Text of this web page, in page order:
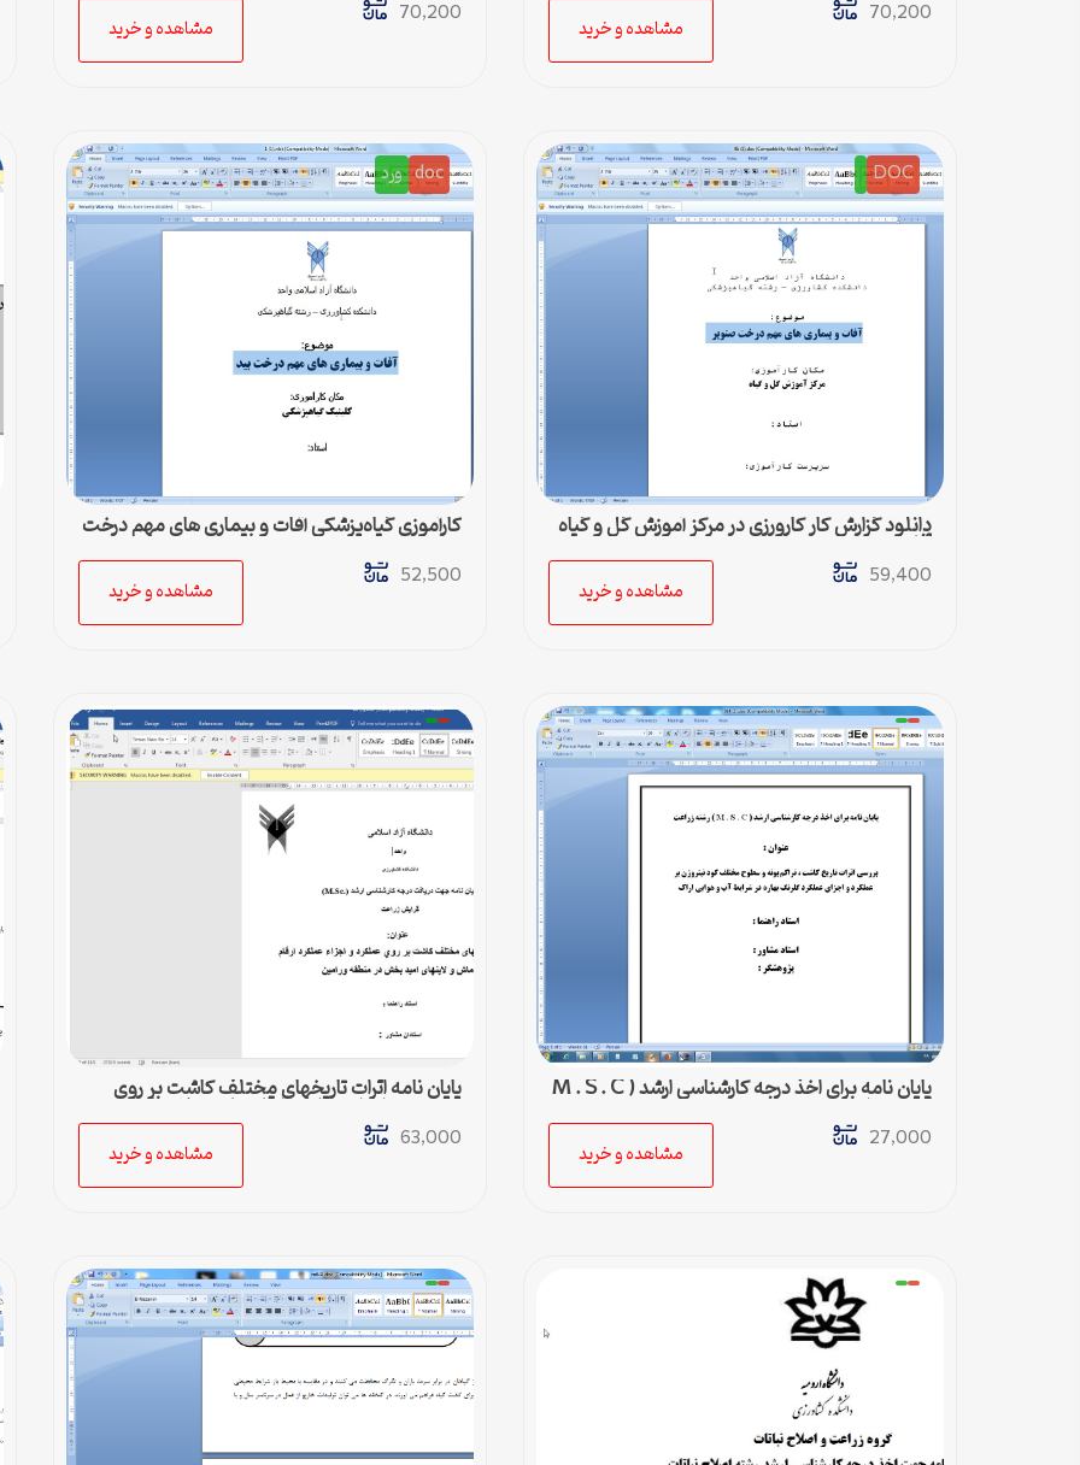
70,200
مشاهده و خرید
70,200
مشاهده و خرید
DOC
دانلود گزارش کار کارورزی در مركز آموزش گل و گياه
آفات
59,400
مشاهده و خرید
doc ورد
کارآموزی گیاه‌پزشکی آفات و بیماری های مهم درخت
بید
52,500
مشاهده و خرید
پايان نامه براي اخذ درجه کارشناسي ارشد ( M . S . C
) رشته زراعت
27,000
مشاهده و خرید
پایان نامه اثرات تاريخهای مختلف كاشت بر روي
عملكرد و اجزاء عملكرد ارقام ماش و لاينهای اميد
بخش
63,000
مشاهده و خرید